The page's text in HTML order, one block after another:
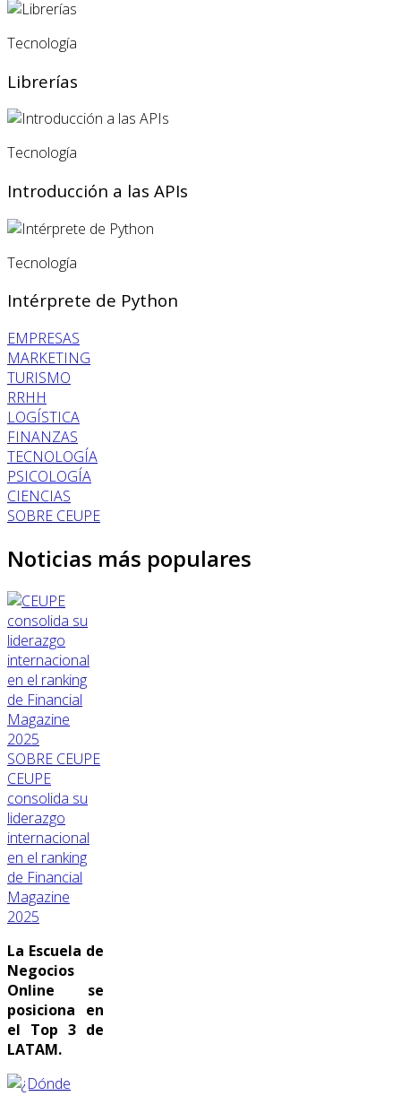
Tecnología
Librerías
Tecnología
Introducción a las APIs
Tecnología
Intérprete de Python
EMPRESAS
MARKETING
TURISMO
RRHH
LOGÍSTICA
FINANZAS
TECNOLOGÍA
PSICOLOGÍA
CIENCIAS
SOBRE CEUPE
Noticias más populares
SOBRE CEUPE
CEUPE
consolida su
liderazgo
internacional
en el ranking
de Financial
Magazine
2025
La Escuela de
Negocios
Online se
posiciona en
el Top 3 de
LATAM.